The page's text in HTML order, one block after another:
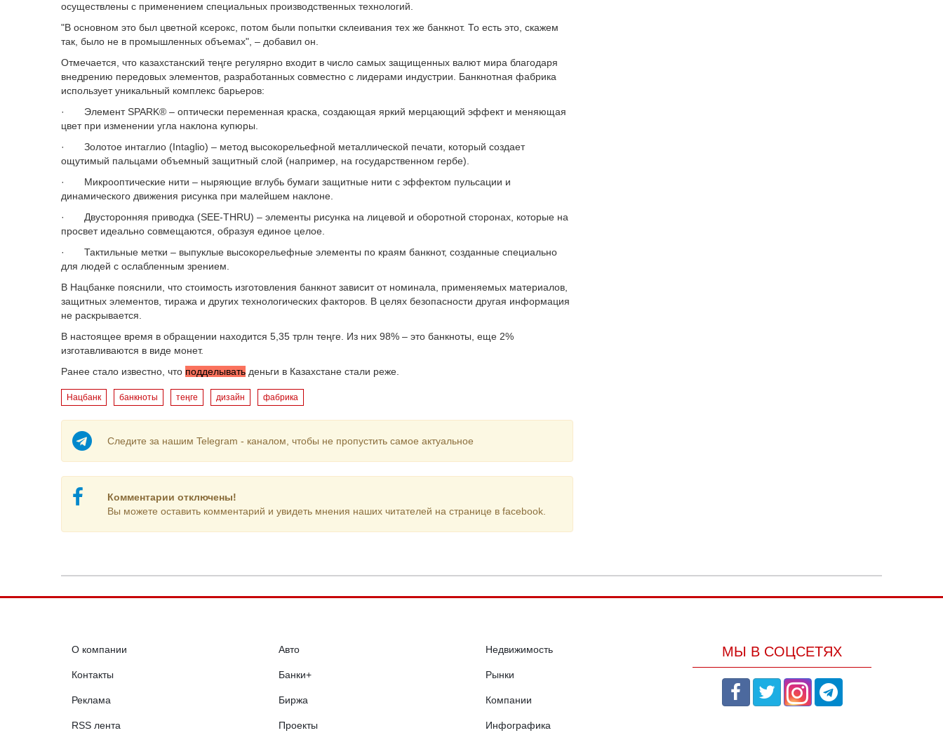
осуществлены с применением специальных производственных технологий.
"В основном это был цветной ксерокс, потом были попытки склеивания тех же банкнот. То есть это, скажем
так, было не в промышленных объемах", – добавил он.
Отмечается, что казахстанский теңге регулярно входит в число самых защищенных валют мира благодаря
внедрению передовых элементов, разработанных совместно с лидерами индустрии. Банкнотная фабрика
использует уникальный комплекс барьеров:
· Элемент SPARK® – оптически переменная краска, создающая яркий мерцающий эффект и меняющая
цвет при изменении угла наклона купюры.
· Золотое интаглио (Intaglio) – метод высокорельефной металлической печати, который создает
ощутимый пальцами объемный защитный слой (например, на государственном гербе).
· Микрооптические нити – ныряющие вглубь бумаги защитные нити с эффектом пульсации и
динамического движения рисунка при малейшем наклоне.
· Двусторонняя приводка (SEE-THRU) – элементы рисунка на лицевой и оборотной сторонах, которые на
просвет идеально совмещаются, образуя единое целое.
· Тактильные метки – выпуклые высокорельефные элементы по краям банкнот, созданные специально
для людей с ослабленным зрением.
В Нацбанке пояснили, что стоимость изготовления банкнот зависит от номинала, применяемых материалов,
защитных элементов, тиража и других технологических факторов. В целях безопасности другая информация
не раскрывается.
В настоящее время в обращении находится 5,35 трлн теңге. Из них 98% – это банкноты, еще 2%
изготавливаются в виде монет.
Ранее стало известно, что подделывать деньги в Казахстане стали реже.
Нацбанк банкноты теңге дизайн фабрика
Следите за нашим Telegram - каналом, чтобы не пропустить самое актуальное
Комментарии отключены!
Вы можете оставить комментарий и увидеть мнения наших читателей на странице в facebook.
О компании
Контакты
Реклама
RSS лента
Авто
Банки+
Биржа
Проекты
Недвижимость
Рынки
Компании
Инфографика
МЫ В СОЦСЕТЯХ